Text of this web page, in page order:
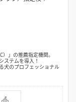
」の推薦指定機関。
ステムを導入！
犬のプロフェッショナル